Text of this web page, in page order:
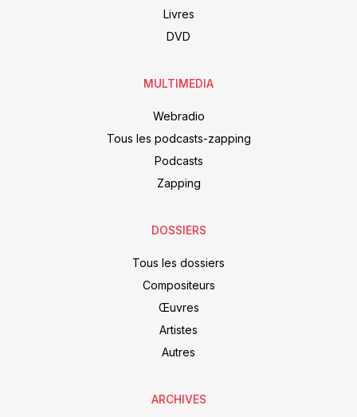
Livres
DVD
MULTIMEDIA
Webradio
Tous les podcasts-zapping
Podcasts
Zapping
DOSSIERS
Tous les dossiers
Compositeurs
Œuvres
Artistes
Autres
ARCHIVES